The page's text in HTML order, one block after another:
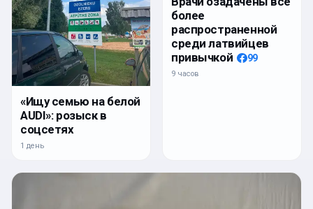
«Ищу семью на белой
AUDI»: розыск в
соцсетях
1 день
более
распространенной
среди латвийцев
привычкой
99
9 часов